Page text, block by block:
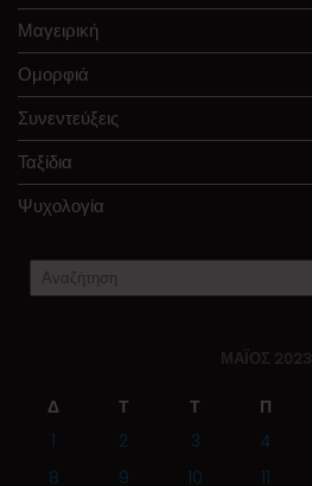
Μαγειρική
Ομορφιά
Συνεντεύξεις
Ταξίδια
Ψυχολογία
ΜΆΙΟΣ 2023
Δ Τ Τ Π
1
2 3 4
8
9 10 11